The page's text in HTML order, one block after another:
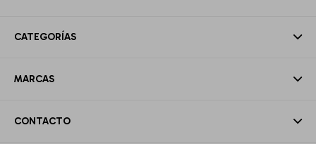
CATEGORÍAS
MARCAS
CONTACTO